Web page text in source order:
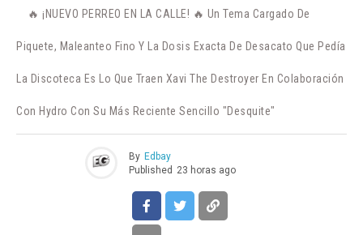
🔥 ¡NUEVO PERREO EN LA CALLE! 🔥 Un Tema Cargado De
Piquete, Maleanteo Fino Y La Dosis Exacta De Desacato Que Pedía
La Discoteca Es Lo Que Traen Xavi The Destroyer En Colaboración
Con Hydro Con Su Más Reciente Sencillo "Desquite"
By Edbay
Published 23 horas ago